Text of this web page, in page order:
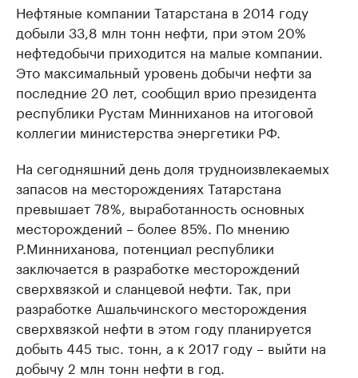
Нефтяные компании Татарстана в 2014 году
добыли 33,8 млн тонн нефти, при этом 20%
нефтедобычи приходится на малые компании.
Это максимальный уровень добычи нефти за
последние 20 лет, сообщил врио президента
республики Рустам Минниханов на итоговой
коллегии министерства энергетики РФ.
На сегодняшний день доля трудноизвлекаемых
запасов на месторождениях Татарстана
превышает 78%, выработанность основных
месторождений – более 85%. По мнению
Р.Минниханова, потенциал республики
заключается в разработке месторождений
сверхвязкой и сланцевой нефти. Так, при
разработке Ашальчинского месторождения
сверхвязкой нефти в этом году планируется
добыть 445 тыс. тонн, а к 2017 году – выйти на
добычу 2 млн тонн нефти в год.